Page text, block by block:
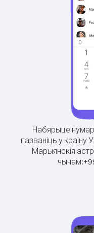
Набярыце нумар
пазваніць у краіну
Марыянскія
чынам:+